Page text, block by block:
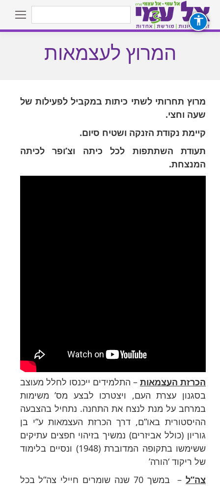
You are here:
המרוץ לעצמאות
מרוץ תחרותי לשתי כיתות במקביל לפעילות של
שעה וחצי.
קיימת נקודת הזנקה ושטיח סיום.
תעודת השתתפות לכל כיתה וצ’ופר לכיתה
המנצחת.
הכרזת העצמאות – התלמידים ייכנסו לחלל מעוצב
בסגנון עצרת העם, ויצטרכו לבצע מס’ משימות
במרחב על מנת לנצח את התחנה. נתחיל בהצבעה
ההיסטורית באו”ם, דרך הכרזת העצמאות ע”י בן
גוריון (כולל אביזרים) נמשיך בזיהוי חפצים עתיקים
ששימשו בתקופה המדוברת (1948) ונסיים בלימוד
של ריקוד ‘הורה’
צה”ל
– במשך 70 שנה שומרים חיילי צה”ל בכל